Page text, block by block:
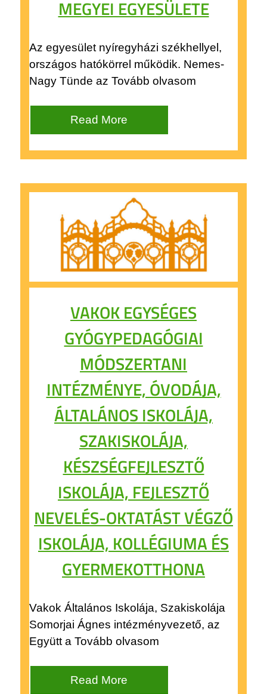
MEGYEI EGYESÜLETE
Az egyesület nyíregyházi székhellyel,
országos hatókörrel működik. Nemes-
Nagy Tünde az Tovább olvasom
Read More
VAKOK EGYSÉGES
GYÓGYPEDAGÓGIAI
MÓDSZERTANI
INTÉZMÉNYE, ÓVODÁJA,
ÁLTALÁNOS ISKOLÁJA,
SZAKISKOLÁJA,
KÉSZSÉGFEJLESZTŐ
ISKOLÁJA, FEJLESZTŐ
NEVELÉS-OKTATÁST VÉGZŐ
ISKOLÁJA, KOLLÉGIUMA ÉS
GYERMEKOTTHONA
Vakok Általános Iskolája, Szakiskolája
Somorjai Ágnes intézményvezető, az
Együtt a Tovább olvasom
Read More